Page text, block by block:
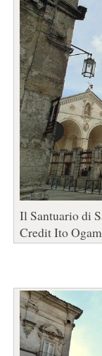
Il Santuario di
Credit Ito